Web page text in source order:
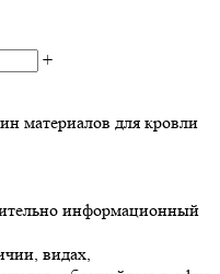
+
для кровли
информационный
видах,